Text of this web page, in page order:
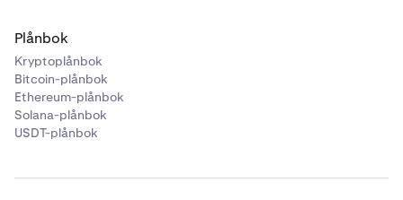
Plånbok
Kryptoplånbok
Bitcoin-plånbok
Ethereum-plånbok
Solana-plånbok
USDT-plånbok